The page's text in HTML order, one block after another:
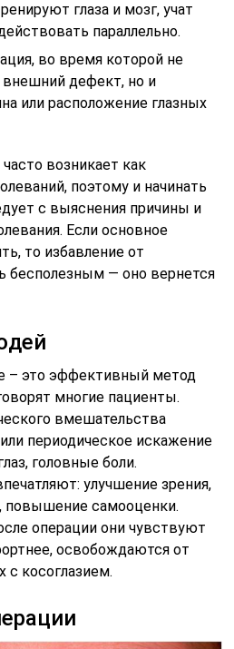
глаза и мозг, учат
параллельно.
во время которой не
внешний дефект, но и
или расположение глазных
возникает как
поэтому и начинать
с выяснения причины и
Если основное
то избавление от
бесполезным — оно вернется
– это эффективный метод
многие пациенты.
вмешательства
периодическое искажение
головные боли.
улучшение зрения,
повышение самооценки.
операции они чувствуют
освобождаются от
с косоглазием.